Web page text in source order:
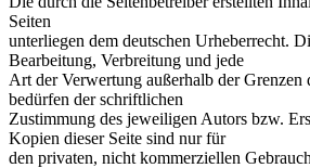
Seiten
unterliegen dem deutschen Urheberrecht.
Bearbeitung, Verbreitung und jede
Art der Verwertung außerhalb der Grenzen
bedürfen der schriftlichen
Zustimmung des jeweiligen Autors bzw.
Kopien dieser Seite sind nur für
den privaten, nicht kommerziellen